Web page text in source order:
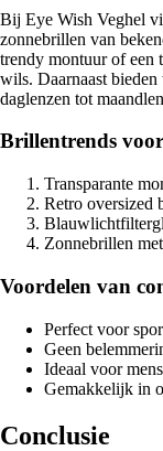
Bij Eye Wish Veghel
zonnebrillen van
trendy montuur of een
wils. Daarnaast
daglenzen tot
Brillentrends
Transparante
Retro oversized
Zonnebrillen
Voordelen van
Perfect voor
Geen
Ideaal voor
Gemakkelijk in
Conclusie